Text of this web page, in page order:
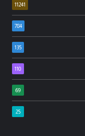
11241
784
135
110
69
25